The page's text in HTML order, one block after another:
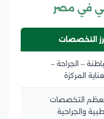
في مصر
التخصصات
– الجراحة –
المركزة
التخصصات
والجراحية